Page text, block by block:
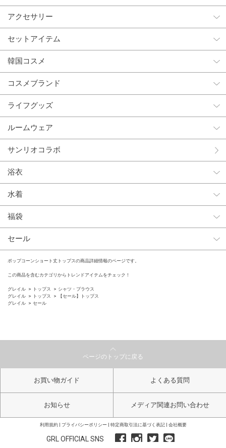
アクセサリー
セットアイテム
韓国コスメ
コスメブランド
ライフグッズ
ルームウェア
サンリオコラボ
浴衣
水着
福袋
セール
ポップコーンショート丈トップスの商品詳細情報のページです。
この商品を含むカテゴリからトレンドアイテムをチェック！
グレイル トップス
シャツ・ブラウス
グレイル
トップス
【セール】トップス
グレイル
セール
ページのトップに戻る
お買い物ガイド よくある質問
お知らせ メディア関連お問い合わせ
利用規約 プライバシーポリシー 特定商取引法に基づく表記 会社概要
GRL OFFICIAL SNS